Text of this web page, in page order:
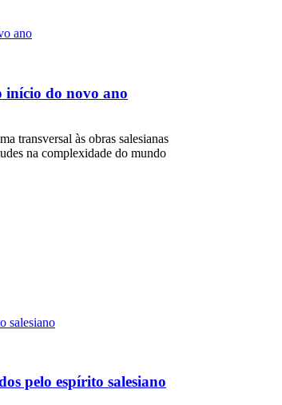
início do novo ano
transversal às obras salesianas
na complexidade do mundo
pelo espírito salesiano